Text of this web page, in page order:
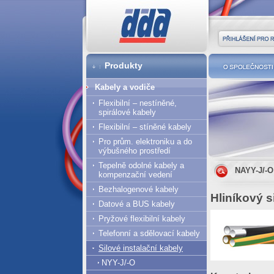
NAYY-J/-O
Hliníkový
O
Produkty
Kabely a vodiče
Flexibilní – nestíněné,
spirálové kabely
Flexibilní – stíněné kabely
Pro prům. elektroniku a do
výbušného prostředí
Tepelně odolné kabely a
kompenzační vedení
Bezhalogenové kabely
Datové a BUS kabely
Pryžové flexibilní kabely
Telefonní a sdělovací kabely
Silové instalační kabely
NYY-J/-O
Přihlášení pro